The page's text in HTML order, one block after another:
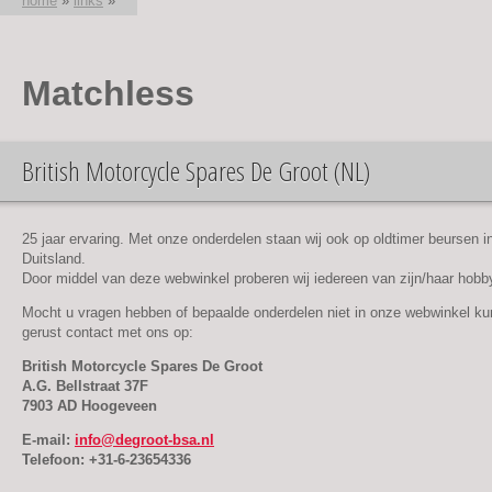
U bent hier
Matchless
British Motorcycle Spares De Groot (NL)
25 jaar ervaring. Met onze onderdelen staan wij ook op oldtimer beursen
Duitsland.
Door middel van deze webwinkel proberen wij iedereen van zijn/haar
Mocht u vragen hebben of bepaalde onderdelen niet in onze webwinkel
gerust contact met ons op:
British Motorcycle Spares De Groot
A.G. Bellstraat 37F
7903 AD Hoogeveen
E-mail: info@degroot-bsa.nl
Telefoon: +31-6-23654336